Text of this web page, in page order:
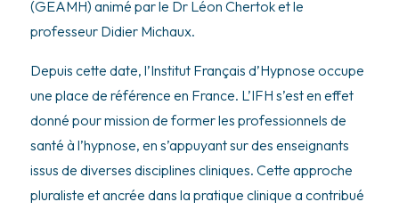
(GEAMH) animé par le Dr Léon Chertok et le
professeur Didier Michaux.
Depuis cette date, l’Institut Français d’Hypnose occupe
une place de référence en France. L’IFH s’est en effet
donné pour mission de former les professionnels de
santé à l’hypnose, en s’appuyant sur des enseignants
issus de diverses disciplines cliniques. Cette approche
pluraliste et ancrée dans la pratique clinique a contribué